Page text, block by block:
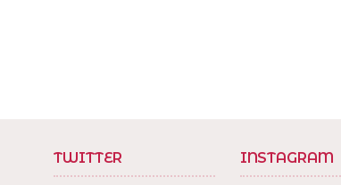
TWITTER INSTAGRAM